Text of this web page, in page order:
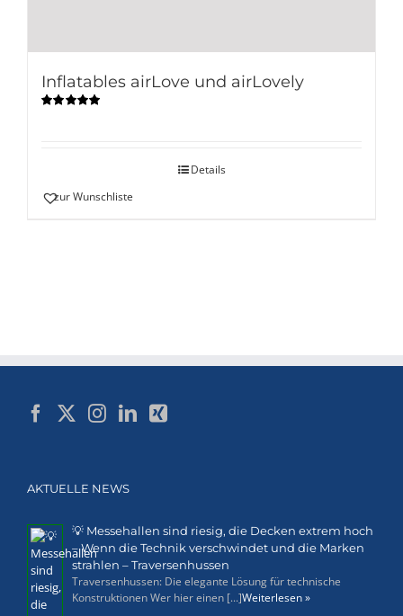
Inflatables airLove und airLovely
Details
zur Wunschliste
AKTUELLE NEWS
💡 Messehallen sind riesig, die Decken extrem hoch
– Wenn die Technik verschwindet und die Marken
strahlen – Traversenhussen
Traversenhussen: Die elegante Lösung für technische
Konstruktionen Wer hier einen [...]Weiterlesen »